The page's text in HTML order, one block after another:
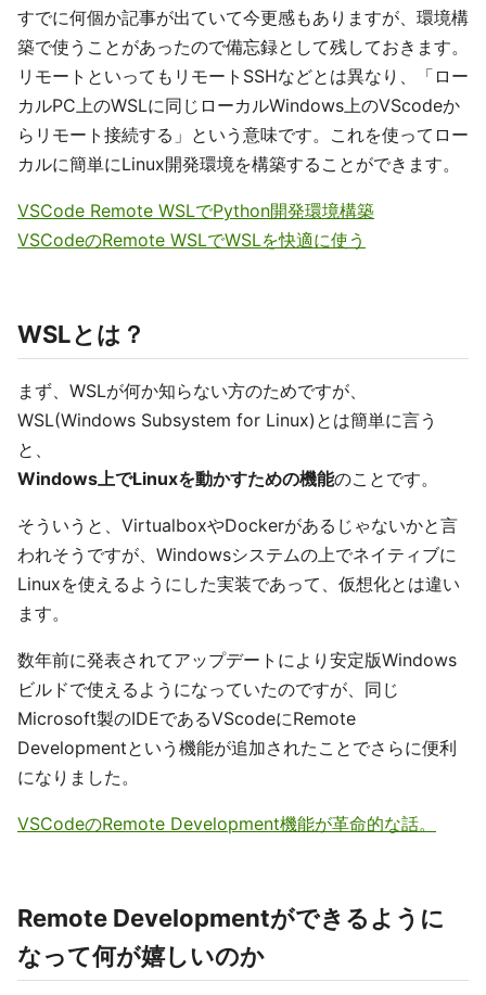
すでに何個か記事が出ていて今更感もありますが、環境構
築で使うことがあったので備忘録として残しておきます。
リモートといってもリモートSSHなどとは異なり、「ロー
カルPC上のWSLに同じローカルWindows上のVScodeか
らリモート接続する」という意味です。これを使ってロー
カルに簡単にLinux開発環境を構築することができます。
VSCode Remote WSLでPython開発環境構築
VSCodeのRemote WSLでWSLを快適に使う
WSLとは？
まず、WSLが何か知らない方のためですが、
WSL(Windows Subsystem for Linux)とは簡単に言う
と、
Windows上でLinuxを動かすための機能のことです。
そういうと、VirtualboxやDockerがあるじゃないかと言
われそうですが、Windowsシステムの上でネイティブに
Linuxを使えるようにした実装であって、仮想化とは違い
ます。
数年前に発表されてアップデートにより安定版Windows
ビルドで使えるようになっていたのですが、同じ
Microsoft製のIDEであるVScodeにRemote
Developmentという機能が追加されたことでさらに便利
になりました。
VSCodeのRemote Development機能が革命的な話。
Remote Developmentができるように
なって何が嬉しいのか